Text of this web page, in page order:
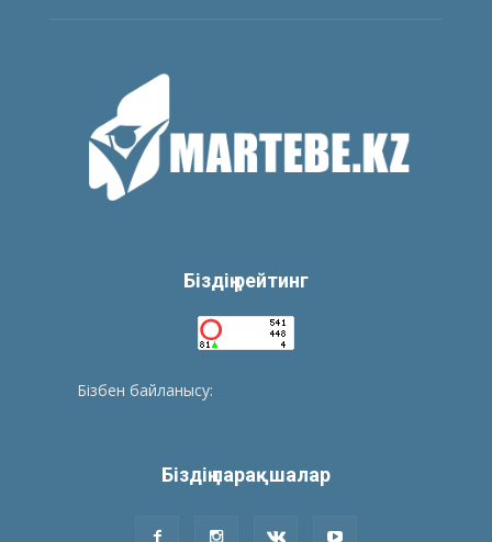
Біздің рейтинг
Бізбен байланысу:
Біздің парақшалар